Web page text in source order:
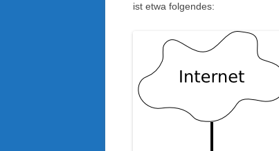
ist etwa folgendes: